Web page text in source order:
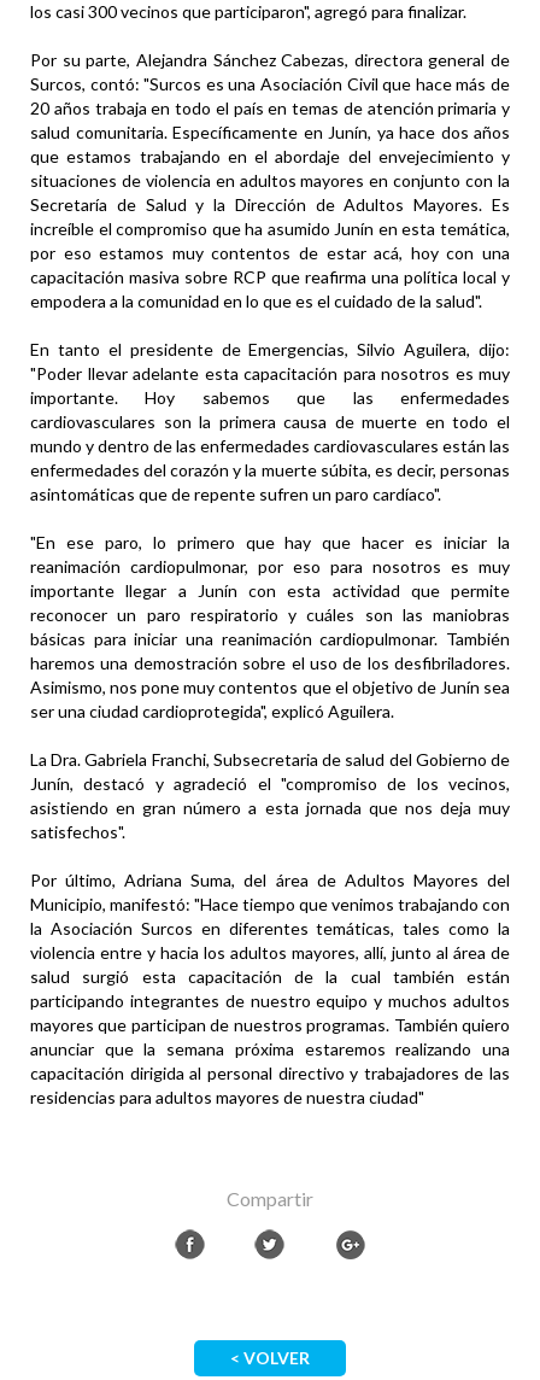
los casi 300 vecinos que participaron", agregó para finalizar.
Por su parte, Alejandra Sánchez Cabezas, directora general de
Surcos, contó: "Surcos es una Asociación Civil que hace más de
20 años trabaja en todo el país en temas de atención primaria y
salud comunitaria. Específicamente en Junín, ya hace dos años
que estamos trabajando en el abordaje del envejecimiento y
situaciones de violencia en adultos mayores en conjunto con la
Secretaría de Salud y la Dirección de Adultos Mayores. Es
increíble el compromiso que ha asumido Junín en esta temática,
por eso estamos muy contentos de estar acá, hoy con una
capacitación masiva sobre RCP que reafirma una política local y
empodera a la comunidad en lo que es el cuidado de la salud".
En tanto el presidente de Emergencias, Silvio Aguilera, dijo:
"Poder llevar adelante esta capacitación para nosotros es muy
importante. Hoy sabemos que las enfermedades
cardiovasculares son la primera causa de muerte en todo el
mundo y dentro de las enfermedades cardiovasculares están las
enfermedades del corazón y la muerte súbita, es decir, personas
asintomáticas que de repente sufren un paro cardíaco".
"En ese paro, lo primero que hay que hacer es iniciar la
reanimación cardiopulmonar, por eso para nosotros es muy
importante llegar a Junín con esta actividad que permite
reconocer un paro respiratorio y cuáles son las maniobras
básicas para iniciar una reanimación cardiopulmonar. También
haremos una demostración sobre el uso de los desfibriladores.
Asimismo, nos pone muy contentos que el objetivo de Junín sea
ser una ciudad cardioprotegida", explicó Aguilera.
La Dra. Gabriela Franchi, Subsecretaria de salud del Gobierno de
Junín, destacó y agradeció el "compromiso de los vecinos,
asistiendo en gran número a esta jornada que nos deja muy
satisfechos".
Por último, Adriana Suma, del área de Adultos Mayores del
Municipio, manifestó: "Hace tiempo que venimos trabajando con
la Asociación Surcos en diferentes temáticas, tales como la
violencia entre y hacia los adultos mayores, allí, junto al área de
salud surgió esta capacitación de la cual también están
participando integrantes de nuestro equipo y muchos adultos
mayores que participan de nuestros programas. También quiero
anunciar que la semana próxima estaremos realizando una
capacitación dirigida al personal directivo y trabajadores de las
residencias para adultos mayores de nuestra ciudad"
Compartir
< VOLVER